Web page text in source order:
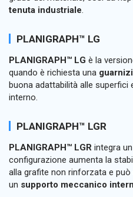
tenuta industriale.
PLANIGRAPH™ LG
PLANIGRAPH™ LG è la
quando è richiesta una
buona adattabilità alle
interno.
PLANIGRAPH™ LGR
PLANIGRAPH™ LGR integra
configurazione aumenta la
alla grafite non rinforzata e
un supporto meccanico